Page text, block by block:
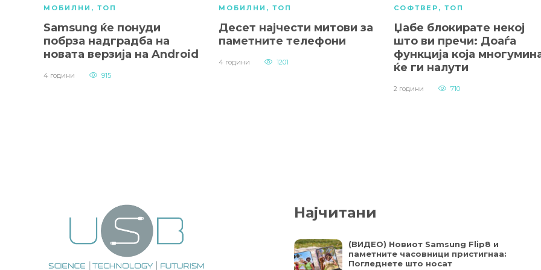
МОБИЛНИ , ТОП
Samsung ќе понуди
побрза надградба на
новата верзија на Android
4 години 915
МОБИЛНИ , ТОП
Десет најчести митови за
паметните телефони
4 години 1201
СОФТВЕР , ТОП
Џабе блокирате некој
што ви пречи: Доаѓа
функција која
ќе ги налути
2 години 710
Најчитани
(ВИДЕО) Новиот Samsung Flip8 и
паметните часовници пристигнаа:
Погледнете што носат